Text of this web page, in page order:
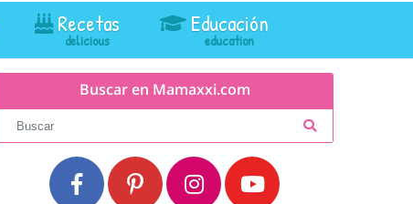
Recetas Educación
Buscar en Mamaxxi.com